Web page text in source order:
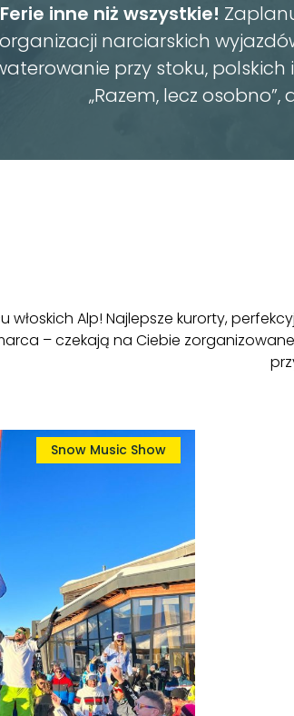
KIEDY?
GDZIE?
Ferie inne niż wszystkie!
organizacji narciarskich
przy stoku, polskich
„Razem, lecz
włoskich Alp! Najlepsze kurorty,
– czekają na Ciebie
Snow Music Show